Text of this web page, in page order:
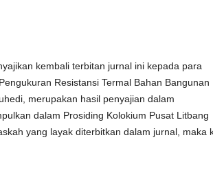
kembali terbitan jurnal ini kepada para
Resistansi Termal Bahan Bangunan
merupakan hasil penyajian dalam
dalam Prosiding Kolokium Pusat Litbang
yang layak diterbitkan dalam jurnal, maka